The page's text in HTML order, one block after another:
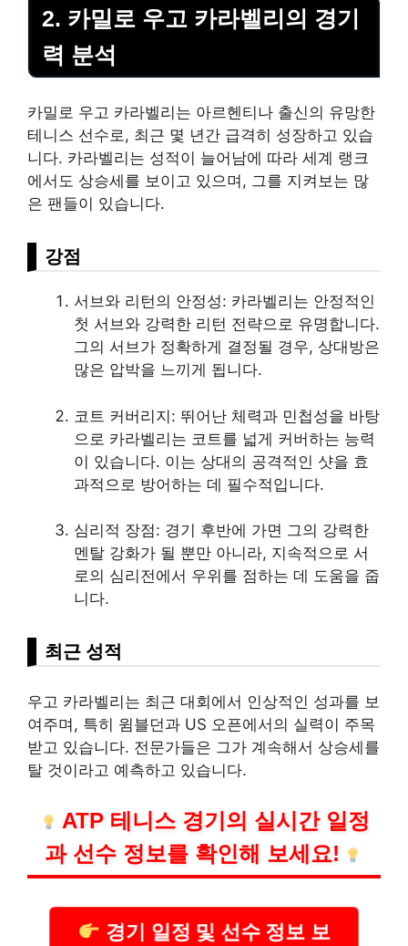
2. 카밀로 우고 카라벨리의 경기
력 분석
카밀로 우고 카라벨리는 아르헨티나 출신의 유망한
테니스 선수로, 최근 몇 년간 급격히 성장하고 있습
니다. 카라벨리는 성적이 늘어남에 따라 세계 랭크
에서도 상승세를 보이고 있으며, 그를 지켜보는 많
은 팬들이 있습니다.
강점
서브와 리턴의 안정성: 카라벨리는 안정적인
첫 서브와 강력한 리턴 전략으로 유명합니다.
그의 서브가 정확하게 결정될 경우, 상대방은
많은 압박을 느끼게 됩니다.
코트 커버리지: 뛰어난 체력과 민첩성을 바탕
으로 카라벨리는 코트를 넓게 커버하는 능력
이 있습니다. 이는 상대의 공격적인 샷을 효
과적으로 방어하는 데 필수적입니다.
심리적 장점: 경기 후반에 가면 그의 강력한
멘탈 강화가 될 뿐만 아니라, 지속적으로 서
로의 심리전에서 우위를 점하는 데 도움을 줍
니다.
최근 성적
우고 카라벨리는 최근 대회에서 인상적인 성과를 보
여주며, 특히 윔블던과 US 오픈에서의 실력이 주목
받고 있습니다. 전문가들은 그가 계속해서 상승세를
탈 것이라고 예측하고 있습니다.
ATP 테니스 경기의 실시간 일정
과 선수 정보를 확인해 보세요!
경기 일정 및 선수 정보 보